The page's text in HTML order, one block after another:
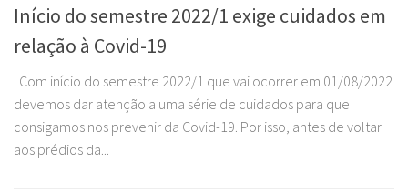
Início do semestre 2022/1 exige cuidados em
relação à Covid-19
Com início do semestre 2022/1 que vai ocorrer em 01/08/2022
devemos dar atenção a uma série de cuidados para que
consigamos nos prevenir da Covid-19. Por isso, antes de voltar
aos prédios da...